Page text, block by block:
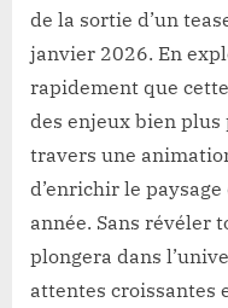
de la sortie d’un
janvier 2026. En
rapidement que
des enjeux bien plus
travers une
d’enrichir le
année. Sans révéler
plongera dans
attentes croissantes